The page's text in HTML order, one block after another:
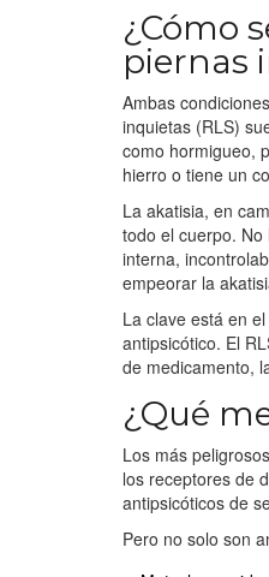
¿Cómo
piernas
Ambas
inquietas (RLS)
como hormigueo,
hierro o tiene un
La akatisia, en
todo el cuerpo.
interna,
empeorar la
La clave está en
antipsicótico. El
de medicamento,
¿Qué
Los más
los receptores de
antipsicóticos de
Pero no solo son